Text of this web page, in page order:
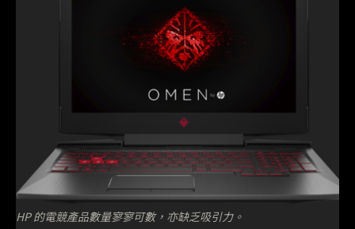
HP 的電競產品數量寥寥可數，亦缺乏吸引力。